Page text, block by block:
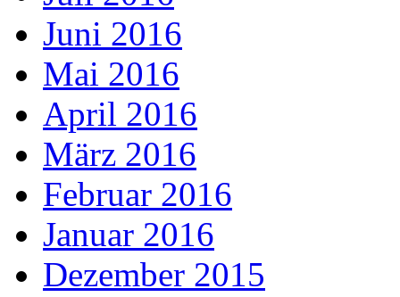
Juni 2016
Mai 2016
April 2016
März 2016
Februar 2016
Januar 2016
Dezember 2015